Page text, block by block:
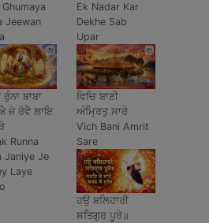
Ghumaya
Jeewan
Ek Nadar Kar
Dekhe Sab
Upar
ਬਾਬਾ
ਜੇ ਰੋਵੈ ਲਾਇ
Runna
Janiye Je
Laye
ਵਿਚਿ ਬਾਣੀ
ਅੰਮ੍ਰਿਤੁ ਸਾਰੇ
Vich Bani Amrit
Sare
ਹਉ ਬਲਿਹਾਰੀ
ਸਤਿਗੁਰ ਪੂਰੇ॥